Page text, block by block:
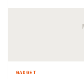
GADGET